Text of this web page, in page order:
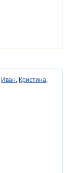
Иван, Кристина,